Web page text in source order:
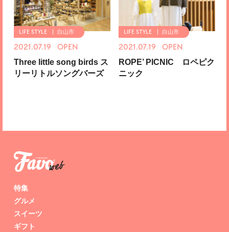
白山市
2021.07.19 OPEN
Three little song birds ス
リーリトルソングバーズ
白山市
2021.07.19 OPEN
ROPE’ PICNIC ロペピク
ニック
特集
グルメ
スイーツ
ギフト